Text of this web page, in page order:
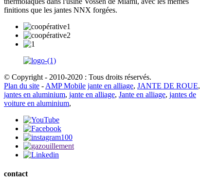
finitions que les jantes NNX forgées.
© Copyright - 2010-2020 : Tous droits réservés.
Plan du site - AMP Mobile jante en alliage, JANTE DE ROUE,
jantes en aluminium, jante en alliage, Jante en alliage, jantes de
voiture en aluminium,
contact